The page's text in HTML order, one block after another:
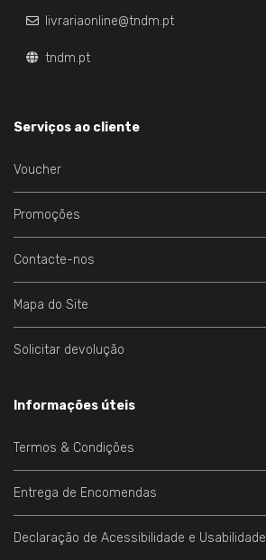
livrariaonline@tndm.pt
tndm.pt
Serviços ao cliente
Voucher
Promoções
Contacte-nos
Mapa do Site
Solicitar devolução
Informações úteis
Termos & Condições
Entrega de Encomendas
Declaração de Acessibilidade e Usabilidade